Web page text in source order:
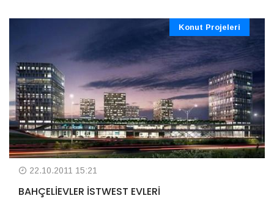
Konut Projeleri
22.10.2011 15:21
BAHÇELİEVLER İSTWEST EVLERİ